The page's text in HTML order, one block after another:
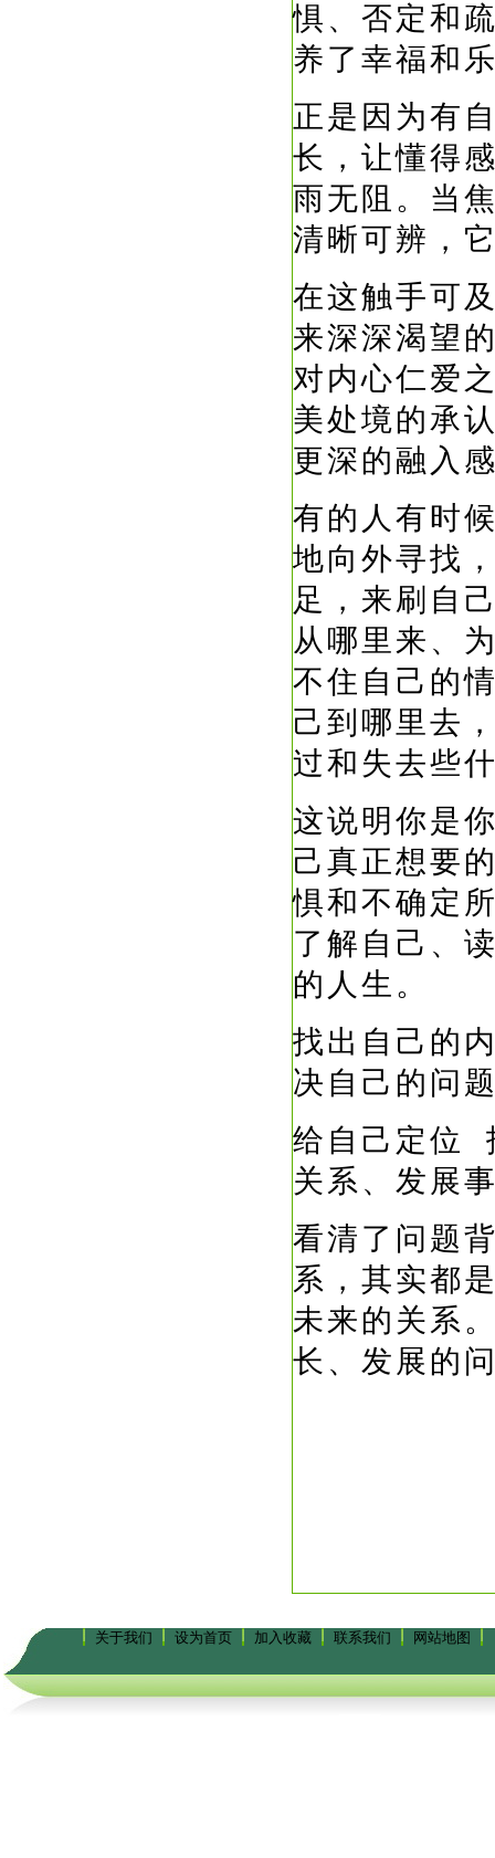
惧、否定和
养了幸福和
正是因为有
长，让懂得
雨无阻。当
清晰可辨，
在这触手可
来深深渴望
对内心仁爱
美处境的承
更深的融入
有的人有时
地向外寻找
足，来刷自
从哪里来、
不住自己的
己到哪里去
过和失去些
这说明你是
己真正想要
惧和不确定
了解自己、
的人生。
找出自己的
决自己的问
给自己定位
关系、发展
看清了问题
系，其实都
未来的关系
长、发展的
关于我们 设为首页 加入收藏 联系我们 网站地图